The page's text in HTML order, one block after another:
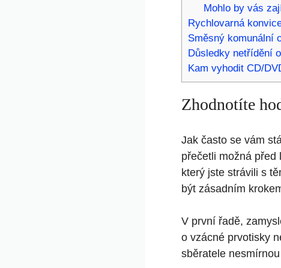
Mohlo by vás
Rychlovarná
Směsný komunální
Důsledky netřídění
Kam vyhodit CD/
Zhodnotíte
Jak často se vám
přečetli možná před
který jste strávili s
být zásadním
V první řadě,
o vzácné prvotisky
sběratele